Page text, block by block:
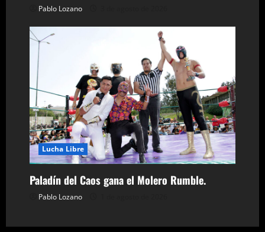
Pablo Lozano
Lucha Libre
Paladín del Caos gana el Molero Rumble.
Pablo Lozano